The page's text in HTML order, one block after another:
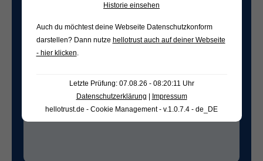
Historie einsehen
Auch du möchtest deine Webseite Datenschutzkonform
darstellen? Dann nutze hellotrust auch auf deiner Webseite
- hier klicken
Letzte Prüfung: 07.08.26 - 08:20:11 Uhr
Datenschutzerklärung | Impressum
hellotrust.de - Cookie Management - v.1.0.7.4 - de_DE